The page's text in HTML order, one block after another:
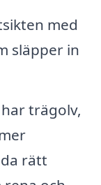
med
släpper in
trägolv,
rätt